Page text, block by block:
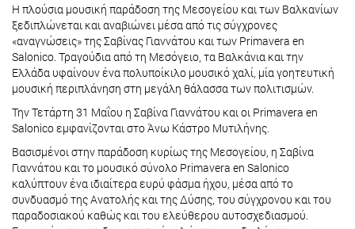
Η πλούσια μουσική παράδοση της Μεσογείου και των Βαλκανίων
ξεδιπλώνεται και αναβιώνει μέσα από τις σύγχρονες
«αναγνώσεις» της Σαβίνας Γιαννάτου και των Primavera en
Salonico. Τραγούδια από τη Μεσόγειο, τα Βαλκάνια και την
Ελλάδα υφαίνουν ένα πολυποίκιλο μουσικό χαλί, μία γοητευτική
μουσική περιπλάνηση στη μεγάλη θάλασσα των πολιτισμών.
Την Τετάρτη 31 Μαΐου η Σαβίνα Γιαννάτου και οι Primavera en
Salonico εμφανίζονται στο Άνω Κάστρο Μυτιλήνης.
Βασισμένοι στην παράδοση κυρίως της Μεσογείου, η Σαβίνα
Γιαννάτου και το μουσικό σύνολο Primavera en Salonico
καλύπτουν ένα ιδιαίτερα ευρύ φάσμα ήχου, μέσα από το
συνδυασμό της Ανατολής και της Δύσης, του σύγχρονου και του
παραδοσιακού καθώς και του ελεύθερου αυτοσχεδιασμού.